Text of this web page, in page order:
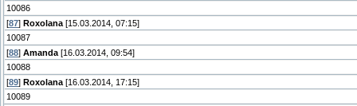
10086
[87] Roxolana [15.03.2014, 07:15]
10087
[88] Amanda [16.03.2014, 09:54]
10088
[89] Roxolana [16.03.2014, 17:15]
10089